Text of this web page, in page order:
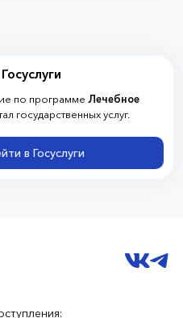
по программе Лечебное
государственных услуг.
в Госуслуги